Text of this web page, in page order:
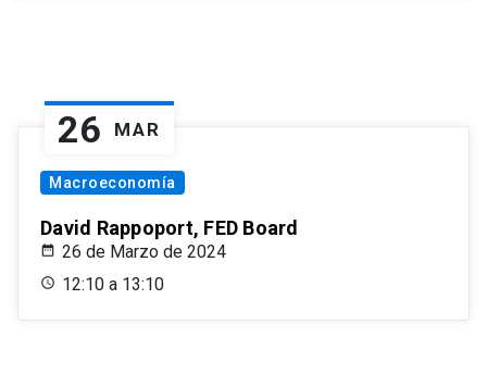
26 MAR
Macroeconomía
David Rappoport, FED Board
26 de Marzo de 2024
12:10 a 13:10